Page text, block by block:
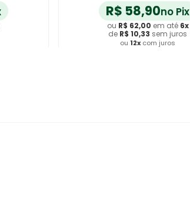
R$ 58,90no Pix
ou R$ 62,00 em até 6x
de R$ 10,33 sem juros
ou 12x com juros